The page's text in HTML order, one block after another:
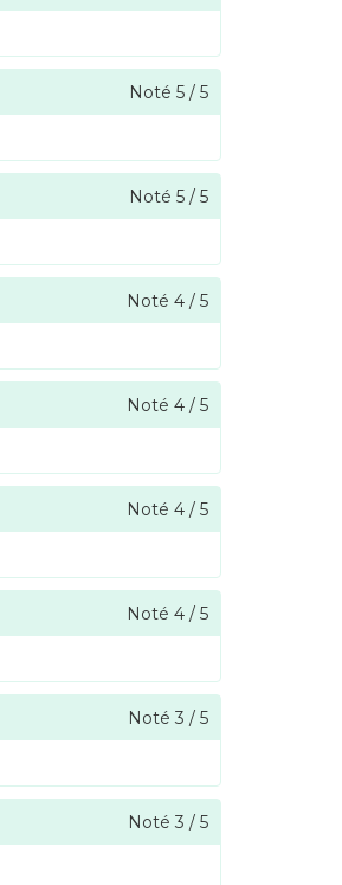
Noté 5 / 5
Noté 5 / 5
Noté 4 / 5
Noté 4 / 5
Noté 4 / 5
Noté 4 / 5
Noté 3 / 5
Noté 3 / 5